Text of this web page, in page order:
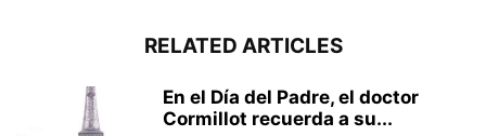
RELATED ARTICLES
En el Día del Padre, el doctor
Cormillot recuerda a su...